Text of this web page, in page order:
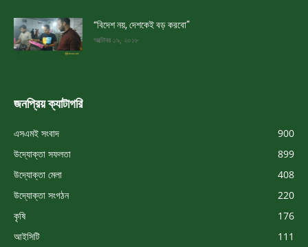
“বিদেশ নয়, দেশকেই বড় করবো”
অক্টোবর ১৯, ২০১৮
জনপ্রিয় ক্যাটাগরি
এসএমই সংবাদ
900
উদ্যোক্তা সফলতা
899
উদ্যোক্তা মেলা
408
উদ্যোক্তা সংগঠন
220
কৃষি
176
আইসিটি
111